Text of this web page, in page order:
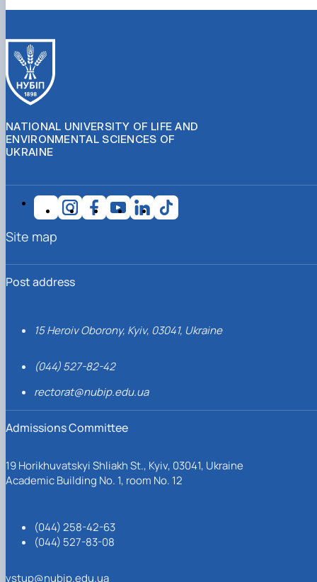
NATIONAL UNIVERSITY OF LIFE AND
ENVIRONMENTAL SCIENCES OF
UKRAINE
Post address
15 Heroiv Oborony, Kyiv, 03041, Ukraine
(044) 527-82-42
rectorat@nubip.edu.ua
Admissions Committee
19 Horikhuvatskyi Shliakh St., Kyiv, 03041, Ukraine
Academic Building No. 1, room No. 12
(044) 258-42-63
(044) 527-83-08
vstup@nubip.edu.ua
Site map